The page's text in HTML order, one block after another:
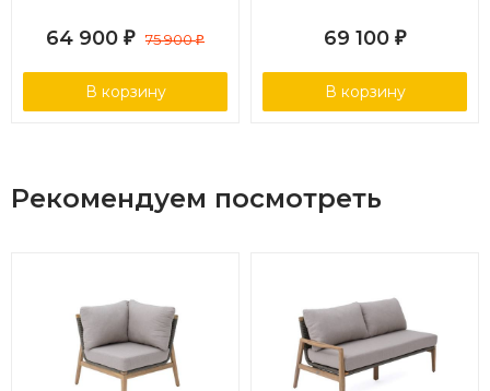
64 900 ₽ 75 900₽
В корзину
69 100 ₽
В корзину
Рекомендуем посмотреть